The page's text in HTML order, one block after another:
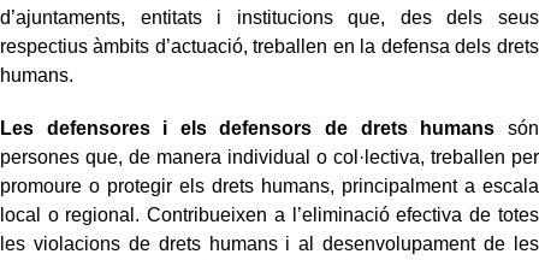
d’ajuntaments, entitats i institucions que, des dels seus
respectius àmbits d’actuació, treballen en la defensa dels drets
humans.
Les defensores i els defensors de drets humans són
persones que, de manera individual o col·lectiva, treballen per
promoure o protegir els drets humans, principalment a escala
local o regional. Contribueixen a l’eliminació efectiva de totes
les violacions de drets humans i al desenvolupament de les